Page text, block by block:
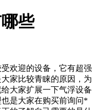
些
欢迎的设备，它有超强
家比较青睐的原因，为
大家扩展一下气浮设备
是大家在购买前询问*